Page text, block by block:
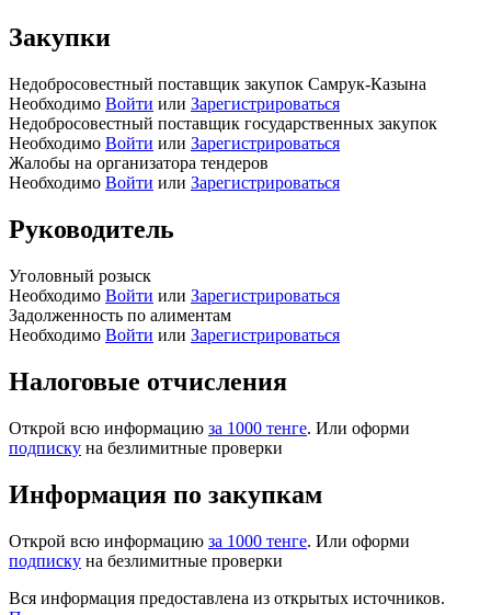
Закупки
Недобросовестный поставщик закупок Самрук-Казына
Необходимо Войти или Зарегистрироваться
Недобросовестный поставщик государственных закупок
Необходимо Войти или Зарегистрироваться
Жалобы на организатора тендеров
Необходимо Войти или Зарегистрироваться
Руководитель
Уголовный розыск
Необходимо Войти или Зарегистрироваться
Задолженность по алиментам
Необходимо Войти или Зарегистрироваться
Налоговые отчисления
Открой всю информацию за 1000 тенге. Или оформи
подписку на безлимитные проверки
Информация по закупкам
Открой всю информацию за 1000 тенге. Или оформи
подписку на безлимитные проверки
Вся информация предоставлена из открытых источников.